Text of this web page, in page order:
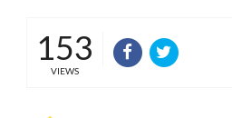
153
VIEWS